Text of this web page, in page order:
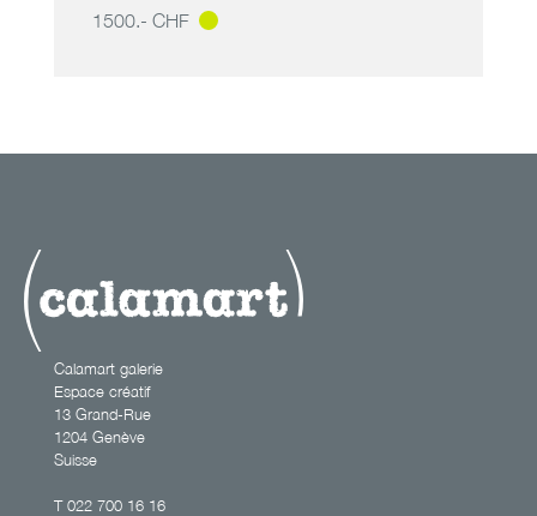
1500.- CHF
vintage couple
Calamart galerie
Espace créatif
13 Grand-Rue
1204 Genève
Suisse
T 022 700 16 16